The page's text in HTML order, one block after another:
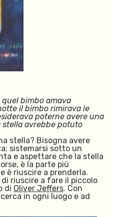
quel bimbo amava
il bimbo rimirava le
poterne avere una
stella avrebbe potuto
stella? Bisogna avere
sistemarsi sotto un
e aspettare che la stella
è la parte più
è riuscire a prenderla.
riuscire a fare il piccolo
di Oliver Jeffers. Con
in ogni luogo e ad